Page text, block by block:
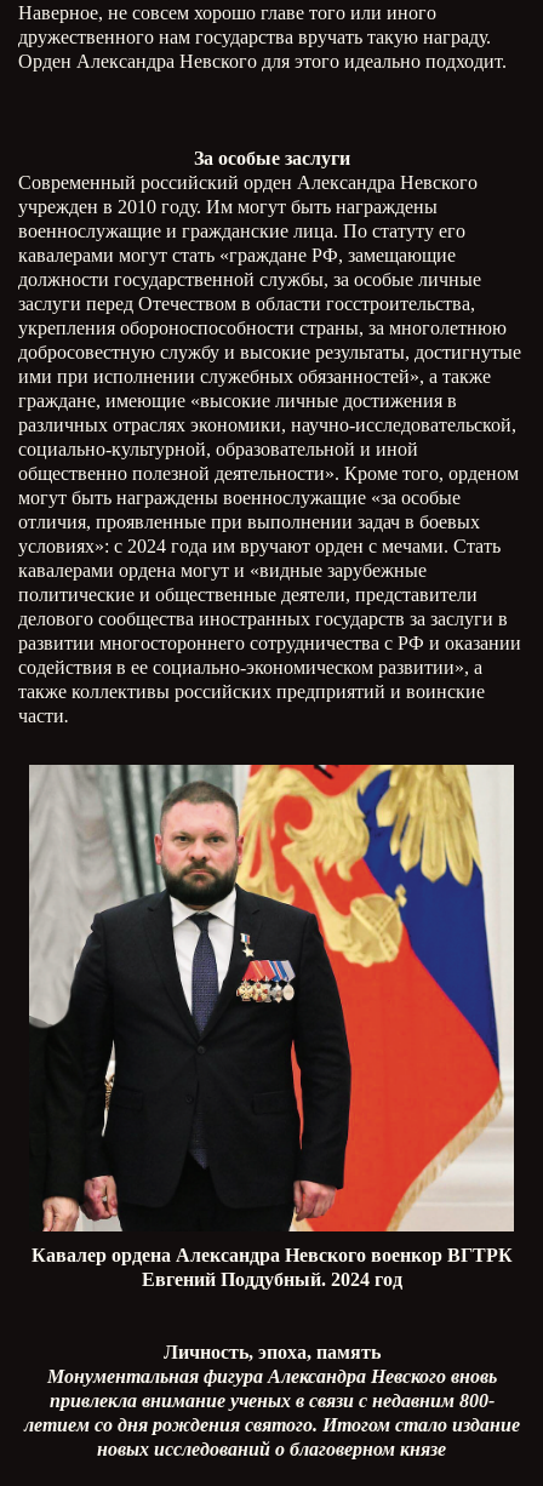
Наверное, не совсем хорошо главе того или иного
дружественного нам государства вручать такую награду.
Орден Александра Невского для этого идеально подходит.
За особые заслуги
Современный российский орден Александра Невского
учрежден в 2010 году. Им могут быть награждены
военнослужащие и гражданские лица. По статуту его
кавалерами могут стать «граждане РФ, замещающие
должности государственной службы, за особые личные
заслуги перед Отечеством в области госстроительства,
укрепления обороноспособности страны, за многолетнюю
добросовестную службу и высокие результаты, достигнутые
ими при исполнении служебных обязанностей», а также
граждане, имеющие «высокие личные достижения в
различных отраслях экономики, научно-исследовательской,
социально-культурной, образовательной и иной
общественно полезной деятельности». Кроме того, орденом
могут быть награждены военнослужащие «за особые
отличия, проявленные при выполнении задач в боевых
условиях»: с 2024 года им вручают орден с мечами. Стать
кавалерами ордена могут и «видные зарубежные
политические и общественные деятели, представители
делового сообщества иностранных государств за заслуги в
развитии многостороннего сотрудничества с РФ и оказании
содействия в ее социально-экономическом развитии», а
также коллективы российских предприятий и воинские
части.
Кавалер ордена Александра Невского военкор ВГТРК
Евгений Поддубный. 2024 год
Личность, эпоха, память
Монументальная фигура Александра Невского вновь
привлекла внимание ученых в связи с недавним 800-
летием со дня рождения святого. Итогом стало издание
новых исследований о благоверном князе